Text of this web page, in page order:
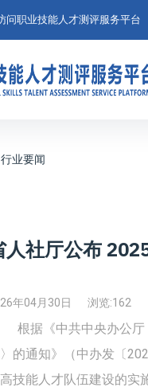
问职业技能人才测评服务平台
行业要闻
人社厅公布
年04月30日 浏览:162
根据《中共中央办公
的通知》（中办发〔
技能人才队伍建设的实